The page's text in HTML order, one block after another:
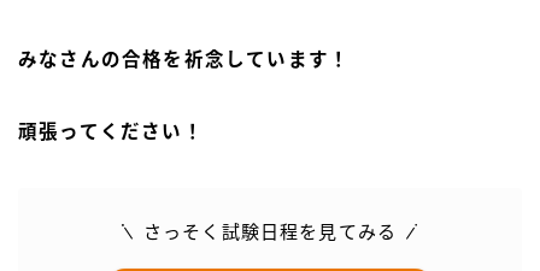
みなさんの合格を祈念しています！
頑張ってください！
さっそく試験日程を見てみる